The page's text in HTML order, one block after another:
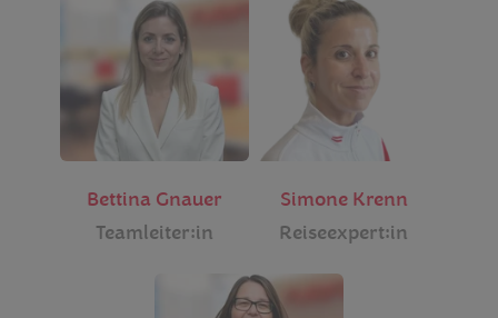
Bettina Gnauer
Teamleiter:in
Simone Krenn
Reiseexpert:in